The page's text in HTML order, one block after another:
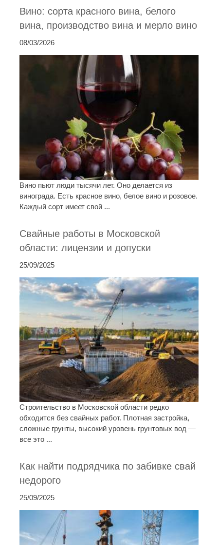
Вино: сорта красного вина, белого
вина, производство вина и мерло вино
08/03/2026
Вино пьют люди тысячи лет. Оно делается из
винограда. Есть красное вино, белое вино и розовое.
Каждый сорт имеет свой ...
Свайные работы в Московской
области: лицензии и допуски
25/09/2025
Строительство в Московской области редко
обходится без свайных работ. Плотная застройка,
сложные грунты, высокий уровень грунтовых вод —
все это ...
Как найти подрядчика по забивке свай
недорого
25/09/2025